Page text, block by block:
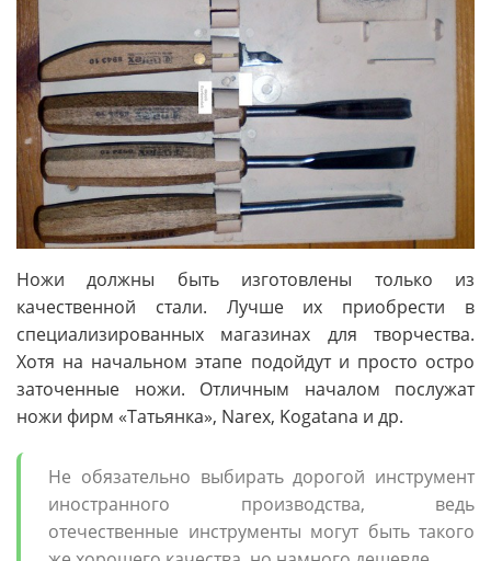
Ножи должны быть изготовлены только из
качественной стали. Лучше их приобрести в
специализированных магазинах для творчества.
Хотя на начальном этапе подойдут и просто остро
заточенные ножи. Отличным началом послужат
ножи фирм «Татьянка», Narex, Kogatana и др.
Не обязательно выбирать дорогой инструмент
иностранного производства, ведь
отечественные инструменты могут быть такого